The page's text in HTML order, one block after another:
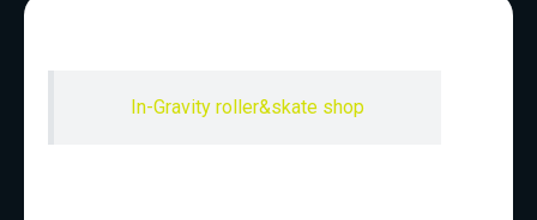
In-Gravity roller&skate shop